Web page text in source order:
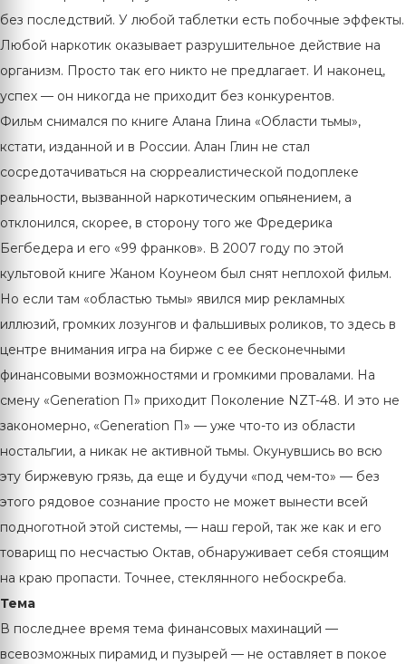
без последствий. У любой таблетки есть побочные эффекты.
Любой наркотик оказывает разрушительное действие на
организм. Просто так его никто не предлагает. И наконец,
успех — он никогда не приходит без конкурентов.
Фильм снимался по книге Алана Глина «Области тьмы»,
кстати, изданной и в России. Алан Глин не стал
сосредотачиваться на сюрреалистической подоплеке
реальности, вызванной наркотическим опьянением, а
отклонился, скорее, в сторону того же Фредерика
Бегбедера и его «99 франков». В 2007 году по этой
культовой книге Жаном Коунеом был снят неплохой фильм.
Но если там «областью тьмы» явился мир рекламных
иллюзий, громких лозунгов и фальшивых роликов, то здесь в
центре внимания игра на бирже с ее бесконечными
финансовыми возможностями и громкими провалами. На
смену «Generation П» приходит Поколение NZT-48. И это не
закономерно, «Generation П» — уже что-то из области
ностальгии, а никак не активной тьмы. Окунувшись во всю
эту биржевую грязь, да еще и будучи «под чем-то» — без
этого рядовое сознание просто не может вынести всей
подноготной этой системы, — наш герой, так же как и его
товарищ по несчастью Октав, обнаруживает себя стоящим
на краю пропасти. Точнее, стеклянного небоскреба.
Тема
В последнее время тема финансовых махинаций —
всевозможных пирамид и пузырей — не оставляет в покое